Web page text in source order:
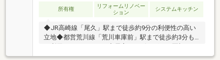
所有権
リフォームリノベー
ション
システムキッチン
◆JR高崎線「尾久」駅まで徒歩約9分の利便性の高い
立地◆都営荒川線「荒川車庫前」駅まで徒歩約3分も
ご利用いただけます！◆居室とリビングとを区切るこ
とで生活にメリハリをつけやすい1LDK◆洋室にはクロ